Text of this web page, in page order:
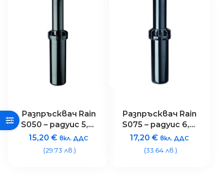
Разпръсквач Rain
S050 – радуис 5,2-
9,1 метра
15,20€ вкл. ДДС
(29.73 лв.)
Разпръсквач Rain
S075 – радуис 6,7-
15,5 метра
17,20€ вкл. ДДС
(33.64 лв.)